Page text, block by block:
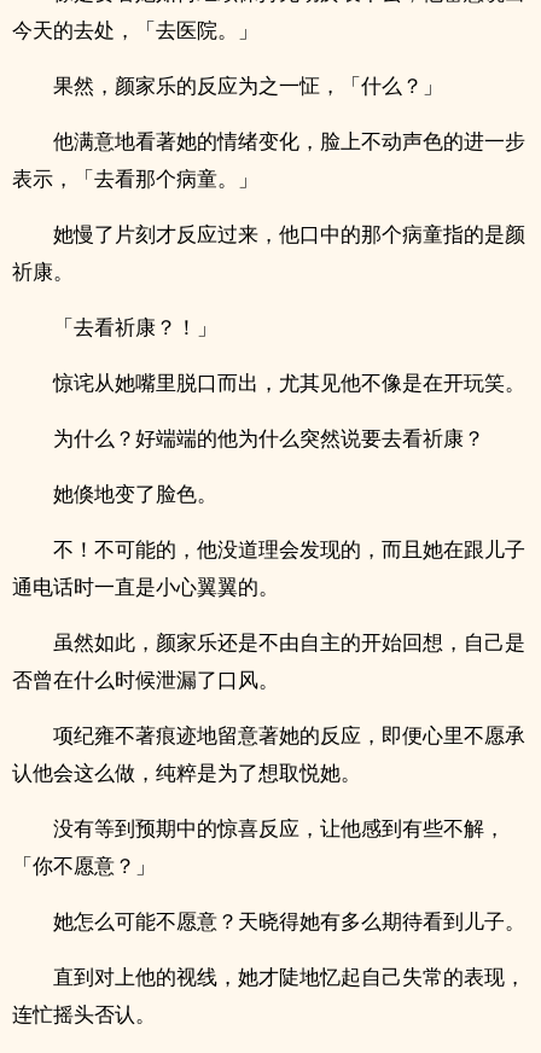
今天的去处，「去医院。」
果然，颜家乐的反应为之一怔，「什么？」
他满意地看著她的情绪变化，脸上不动声色的进一步
表示，「去看那个病童。」
她慢了片刻才反应过来，他口中的那个病童指的是颜
祈康。
「去看祈康？！」
惊诧从她嘴里脱口而出，尤其见他不像是在开玩笑。
为什么？好端端的他为什么突然说要去看祈康？
她倏地变了脸色。
不！不可能的，他没道理会发现的，而且她在跟儿子
通电话时一直是小心翼翼的。
虽然如此，颜家乐还是不由自主的开始回想，自己是
否曾在什么时候泄漏了口风。
项纪雍不著痕迹地留意著她的反应，即便心里不愿承
认他会这么做，纯粹是为了想取悦她。
没有等到预期中的惊喜反应，让他感到有些不解，
「你不愿意？」
她怎么可能不愿意？天晓得她有多么期待看到儿子。
直到对上他的视线，她才陡地忆起自己失常的表现，
连忙摇头否认。